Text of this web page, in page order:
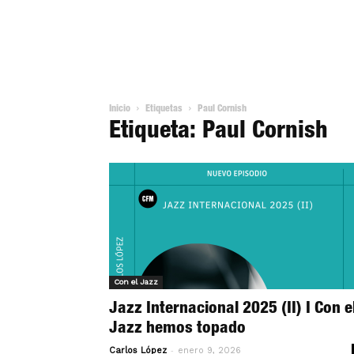
Inicio Etiquetas Paul Cornish
Etiqueta: Paul Cornish
Con el Jazz
Jazz Internacional 2025 (II) I Con
Jazz hemos topado
Carlos López - enero 9, 2026